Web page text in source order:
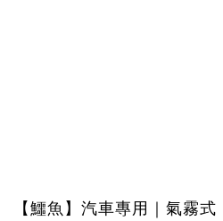
【鱷魚】汽車專用｜氣霧式